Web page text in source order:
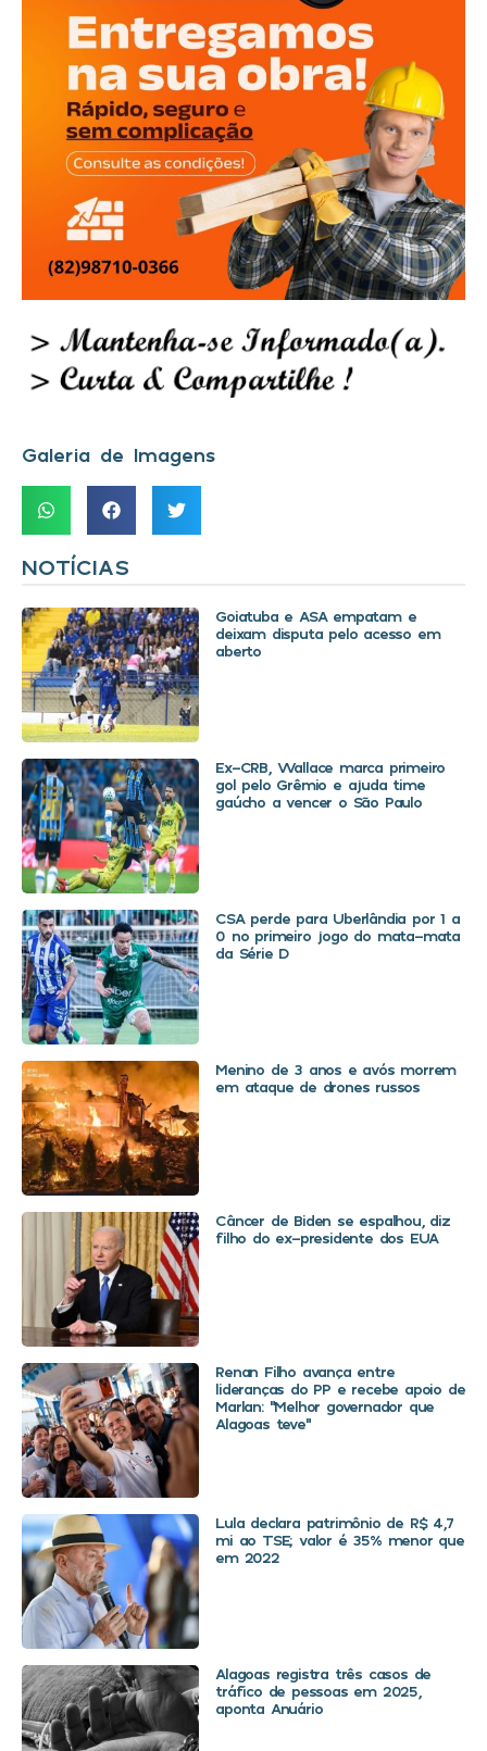
Galeria de Imagens
NOTÍCIAS
Goiatuba e ASA empatam e
deixam disputa pelo acesso em
aberto
Ex-CRB, Wallace marca primeiro
gol pelo Grêmio e ajuda time
gaúcho a vencer o São Paulo
CSA perde para Uberlândia por 1 a
0 no primeiro jogo do mata-mata
da Série D
Menino de 3 anos e avós morrem
em ataque de drones russos
Câncer de Biden se espalhou, diz
filho do ex-presidente dos EUA
Renan Filho avança entre
lideranças do PP e recebe apoio de
Marlan: “Melhor governador que
Alagoas teve”
Lula declara patrimônio de R$ 4,7
mi ao TSE; valor é 35% menor que
em 2022
Alagoas registra três casos de
tráfico de pessoas em 2025,
aponta Anuário